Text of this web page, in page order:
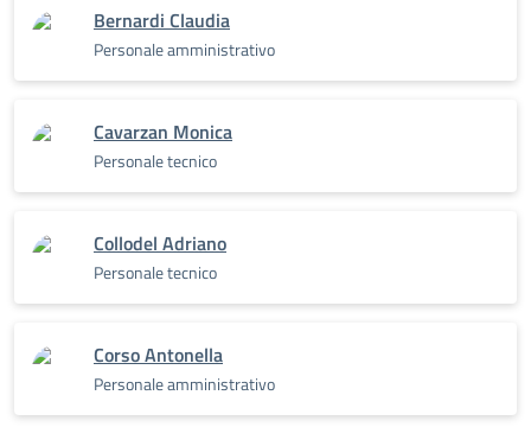
Bernardi Claudia
Personale amministrativo
Cavarzan Monica
Personale tecnico
Collodel Adriano
Personale tecnico
Corso Antonella
Personale amministrativo